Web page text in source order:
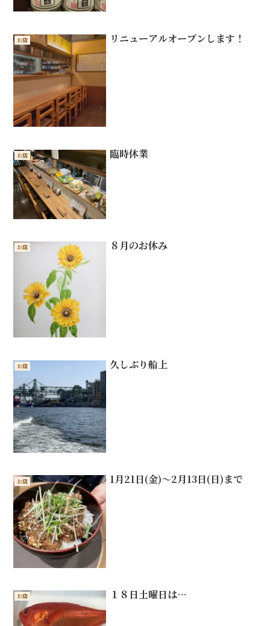
お店 リニューアルオープンします！
お店 臨時休業
お店 ８月のお休み
お店 久しぶり船上
お店 1月21日(金)〜2月13日(日)まで
お店 １８日土曜日は…